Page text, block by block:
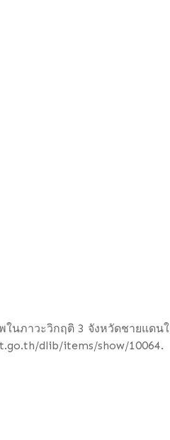
นภาวะวิกฤติ 3 จังหวัดชายแดนใ
dlib/items/show/10064.